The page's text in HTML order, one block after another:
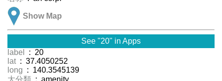
Show Map
See "20" in Apps
label
: 20
lat : 37.4050252
long : 140.3545139